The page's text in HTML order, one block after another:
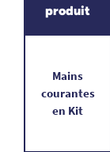
produit
Mains
courantes
en Kit